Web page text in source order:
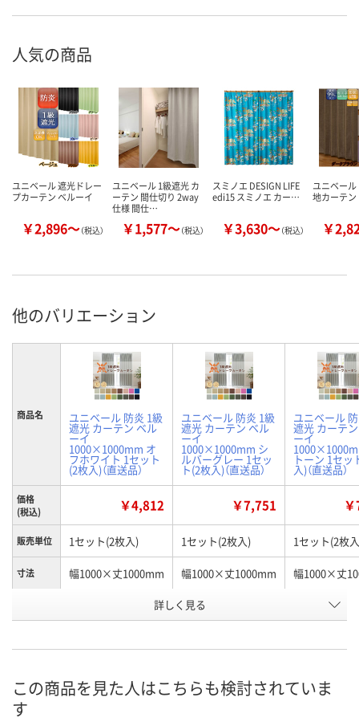
人気の商品
ユニベール 遮光ドレー
プカーテン ベルーイ
￥2,896～（税込）
ユニベール 1級遮光 カ
ーテン 間仕切り 2way
仕様 間仕…
￥1,577～（税込）
スミノエ DESIGN LIFE
edi15 スミノエ カー…
￥3,630～（税込）
ユニベー
地カーテン
￥
他のバリエーション
商品名 ユニベール 防炎 1級
遮光 カーテン ベル
ーイ
1000×1000mm オ
フホワイト 1セット
(2枚入)（直送品）
ユニベール 防炎 1級
遮光 カーテン ベル
ーイ
1000×1000mm シ
ルバーグレー 1セッ
ト(2枚入)（直送品）
ユニベール
遮光 カーテ
ーイ
トーン 1セッ
入)（直送品）
価格
(税込)
￥4,812 ￥7,751
販売単位 1セット(2枚入) 1セット(2枚入) 1セット(2枚
寸法 幅1000×丈1000mm 幅1000×丈1000mm 幅1000×丈
シルバーグレー ストーン
号
お届け日
詳しく見る
この商品を見た人はこちらも検討されていま
す